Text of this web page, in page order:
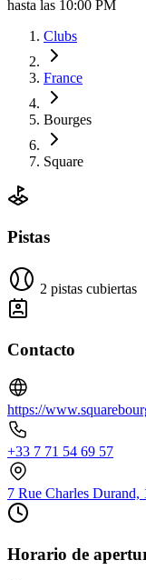
hasta las 10:00 PM
Clubs
France
Bourges
Square
Pistas
2 pistas cubiertas
Contacto
https://
+33 7 71 54 69 57
7 Rue Charles Durand,
Horario de